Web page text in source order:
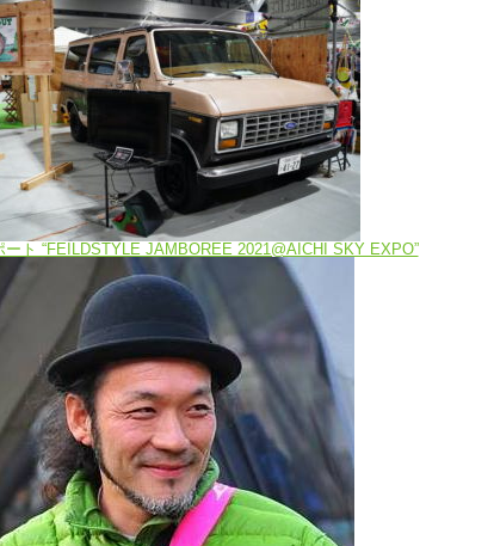
ト “FEILDSTYLE JAMBOREE 2021@AICHI SKY EXPO”